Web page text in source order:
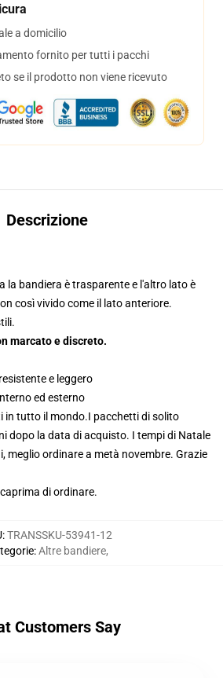
a domicilio
fornito per tutti i pacchi
se il prodotto non viene ricevuto
Descrizione
la bandiera è trasparente e l'altro lato è
così vivido come il lato anteriore.
marcato e discreto.
e leggero
ed esterno
in tutto il mondo.I pacchetti di solito
dopo la data di acquisto. I tempi di Natale
meglio ordinare a metà novembre. Grazie
prima di ordinare.
:TRANSSKU-53941-12
:Altre bandiere,
Customers Say